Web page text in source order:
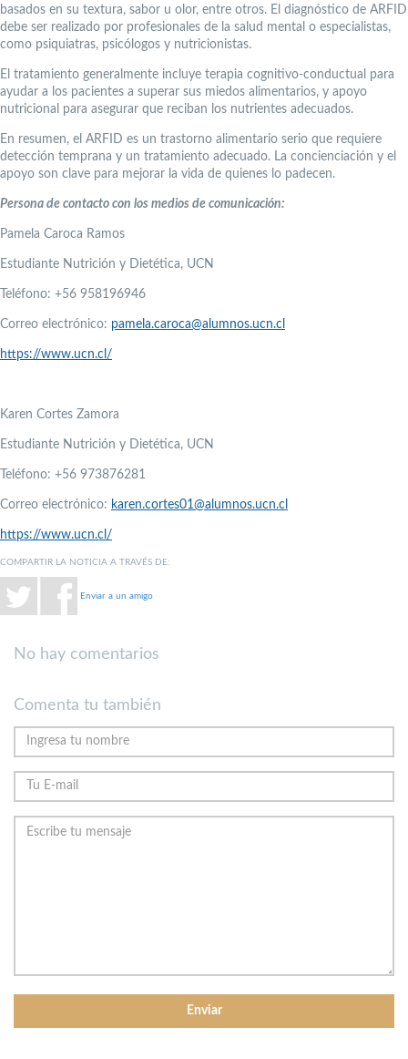
basados en su textura, sabor u olor, entre otros. El diagnóstico de ARFID
debe ser realizado por profesionales de la salud mental o especialistas,
como psiquiatras, psicólogos y nutricionistas.
El tratamiento generalmente incluye terapia cognitivo-conductual para
ayudar a los pacientes a superar sus miedos alimentarios, y apoyo
nutricional para asegurar que reciban los nutrientes adecuados.
En resumen, el ARFID es un trastorno alimentario serio que requiere
detección temprana y un tratamiento adecuado. La concienciación y el
apoyo son clave para mejorar la vida de quienes lo padecen.
Persona de contacto con los medios de comunicación:
Pamela Caroca Ramos
Estudiante Nutrición y Dietética, UCN
Teléfono: +56 958196946
Correo electrónico: pamela.caroca@alumnos.ucn.cl
https://www.ucn.cl/
Karen Cortes Zamora
Estudiante Nutrición y Dietética, UCN
Teléfono: +56 973876281
Correo electrónico: karen.cortes01@alumnos.ucn.cl
https://www.ucn.cl/
COMPARTIR LA NOTICIA A TRAVÉS DE:
Enviar a un amigo
No hay comentarios
Comenta tu también